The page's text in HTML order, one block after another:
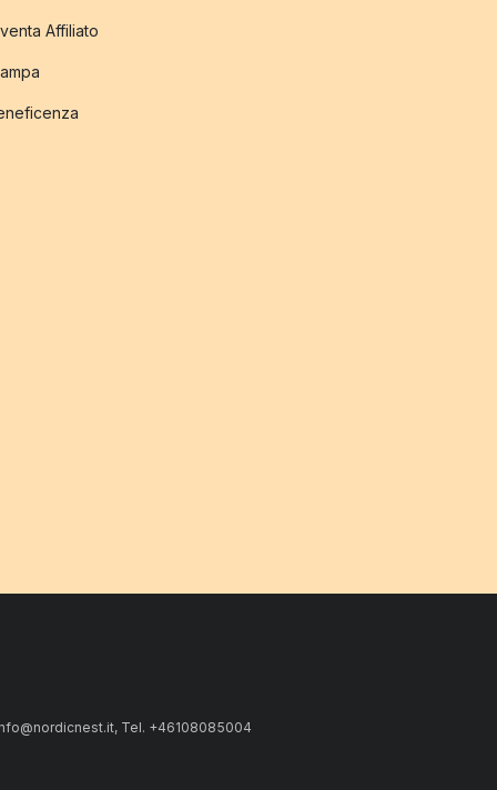
Affiliato
Tel. +46108085004